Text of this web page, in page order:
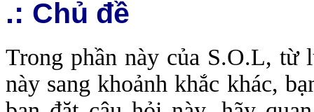
.: Chủ đề
Trong phần này của S.O.L, từ
này sang khoảnh khắc khác,